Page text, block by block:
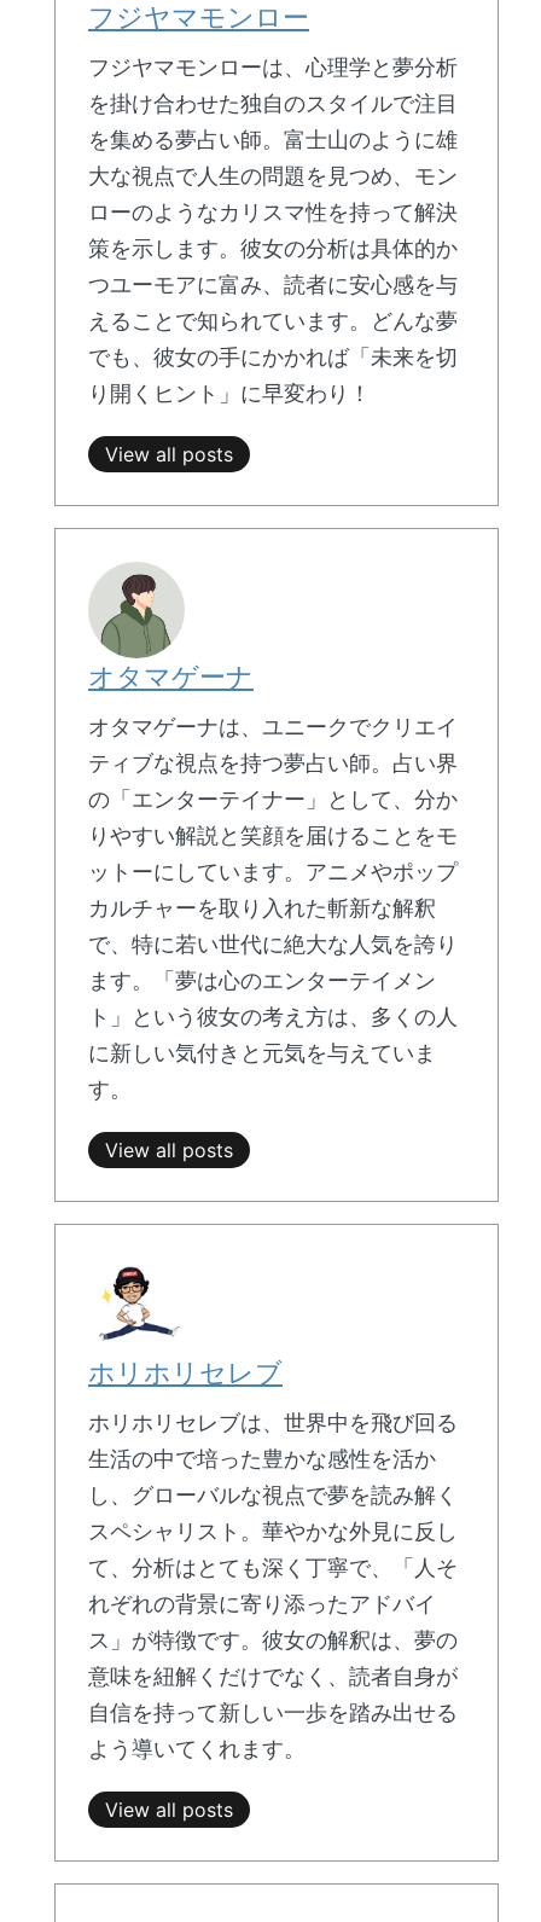
フジヤマモンロー
フジヤマモンローは、心理学と夢分析
を掛け合わせた独自のスタイルで注目
を集める夢占い師。富士山のように雄
大な視点で人生の問題を見つめ、モン
ローのようなカリスマ性を持って解決
策を示します。彼女の分析は具体的か
つユーモアに富み、読者に安心感を与
えることで知られています。どんな夢
でも、彼女の手にかかれば「未来を切
り開くヒント」に早変わり！
View all posts
オタマゲーナ
オタマゲーナは、ユニークでクリエイ
ティブな視点を持つ夢占い師。占い界
の「エンターテイナー」として、分か
りやすい解説と笑顔を届けることをモ
ットーにしています。アニメやポップ
カルチャーを取り入れた斬新な解釈
で、特に若い世代に絶大な人気を誇り
ます。「夢は心のエンターテイメン
ト」という彼女の考え方は、多くの人
に新しい気付きと元気を与えていま
す。
View all posts
ホリホリセレブ
ホリホリセレブは、世界中を飛び回る
生活の中で培った豊かな感性を活か
し、グローバルな視点で夢を読み解く
スペシャリスト。華やかな外見に反し
て、分析はとても深く丁寧で、「人そ
れぞれの背景に寄り添ったアドバイ
ス」が特徴です。彼女の解釈は、夢の
意味を紐解くだけでなく、読者自身が
自信を持って新しい一歩を踏み出せる
よう導いてくれます。
View all posts